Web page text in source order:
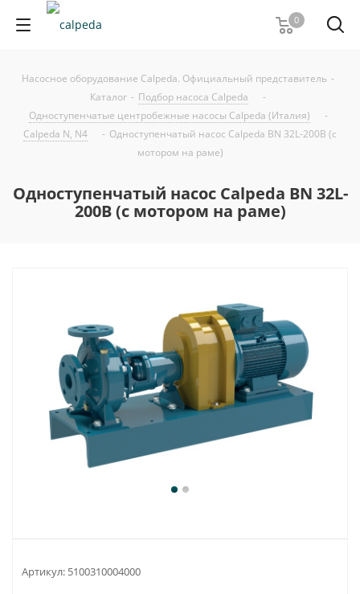
0
Насосное оборудование Calpeda. Официальный представитель -
Каталог - Подбор насоса Calpeda
-
Одноступенчатые центробежные насосы Calpeda (Италия)
-
Calpeda N, N4
- Одноступенчатый насос Calpeda BN 32L-200B (с
мотором на раме)
Одноступенчатый насос Calpeda BN 32L-
200B (с мотором на раме)
Артикул: 5100310004000